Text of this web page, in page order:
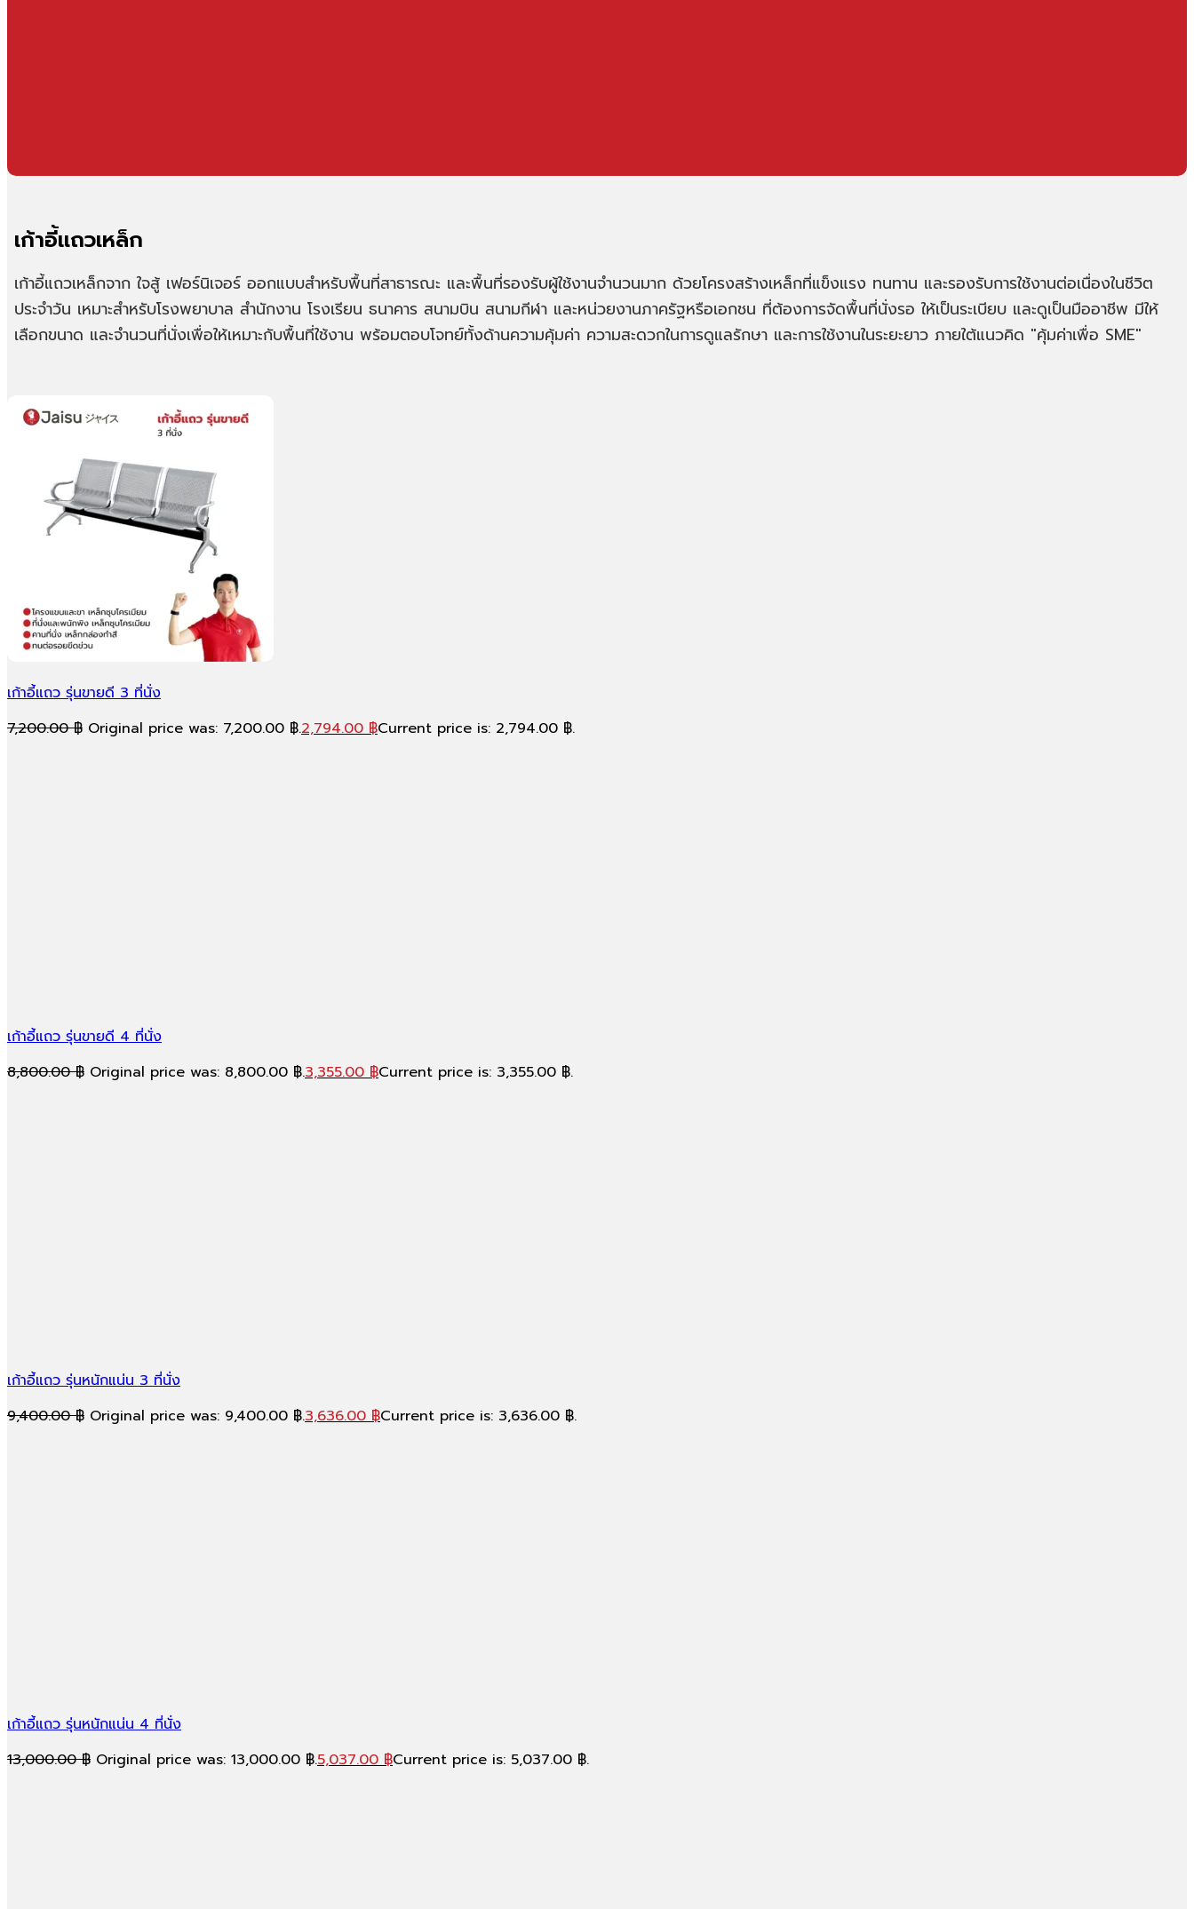
เก้าอี้แถวเหล็ก
เก้าอี้แถวเหล็กจาก ใจสู้ เฟอร์นิเจอร์ ออกแบบสำหรับพื้นที่สาธารณะ และพื้นที่รองรับผู้ใช้งานจำนวนมาก ด้วยโครงสร้างเหล็กที่แข็งแรง ทนทาน และรองรับการใช้งานต่อเนื่องในชีวิต
ประจำวัน เหมาะสำหรับโรงพยาบาล สำนักงาน โรงเรียน ธนาคาร สนามบิน สนามกีฬา และหน่วยงานภาครัฐหรือเอกชน ที่ต้องการจัดพื้นที่นั่งรอ ให้เป็นระเบียบ และดูเป็นมืออาชีพ มีให้
เลือกขนาด และจำนวนที่นั่งเพื่อให้เหมาะกับพื้นที่ใช้งาน พร้อมตอบโจทย์ทั้งด้านความคุ้มค่า ความสะดวกในการดูแลรักษา และการใช้งานในระยะยาว ภายใต้แนวคิด "คุ้มค่าเพื่อ SME"
เก้าอี้แถว รุ่นขายดี 3 ที่นั่ง
7,200.00฿ Original price was: 7,200.00 ฿.2,794.00฿Current price is: 2,794.00 ฿.
เก้าอี้แถว รุ่นขายดี 4 ที่นั่ง
8,800.00฿ Original price was: 8,800.00 ฿.3,355.00฿Current price is: 3,355.00 ฿.
เก้าอี้แถว รุ่นหนักแน่น 3 ที่นั่ง
9,400.00฿ Original price was: 9,400.00 ฿.3,636.00฿Current price is: 3,636.00 ฿.
เก้าอี้แถว รุ่นหนักแน่น 4 ที่นั่ง
13,000.00฿ Original price was: 13,000.00 ฿.5,037.00฿Current price is: 5,037.00 ฿.